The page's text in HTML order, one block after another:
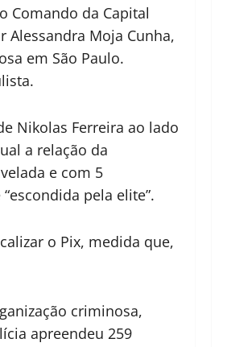
Comando da Capital
Alessandra Moja Cunha,
em São Paulo.
Nikolas Ferreira ao lado
a relação da
e com 5
pela elite”.
o Pix, medida que,
criminosa,
apreendeu 259